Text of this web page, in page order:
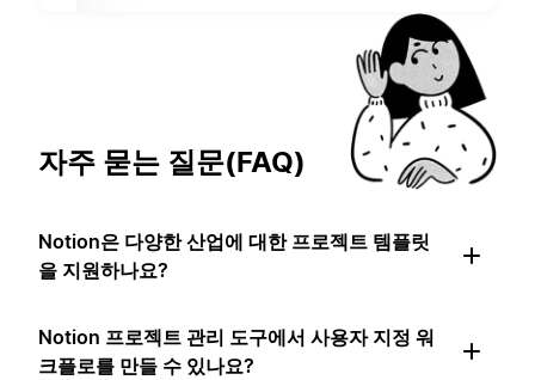
자주 묻는 질문(FAQ)
Notion은 다양한 산업에 대한 프로젝트 템플릿
을 지원하나요?
Notion 프로젝트 관리 도구에서 사용자 지정 워
크플로를 만들 수 있나요?